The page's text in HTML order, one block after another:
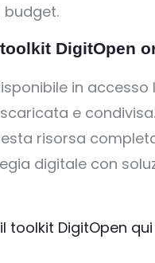
budget.
DigitOpen
in accesso
e
risorsa
digitale con
toolkit DigitOpen qui